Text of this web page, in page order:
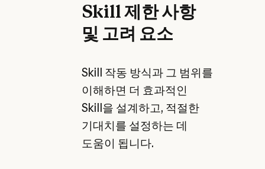
Skill 제한 사항
및 고려 요소
Skill 작동 방식과 그 범위를
이해하면 더 효과적인
Skill을 설계하고, 적절한
기대치를 설정하는 데
도움이 됩니다.